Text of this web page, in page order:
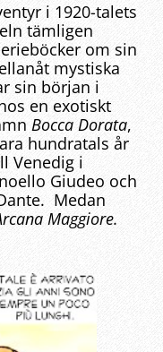
i 1920-talets
tämligen
om sin
mystiska
sin början i
en exotiskt
Bocca Dorata,
hundratals år
Venedig i
Giudeo och
Medan
Maggiore.